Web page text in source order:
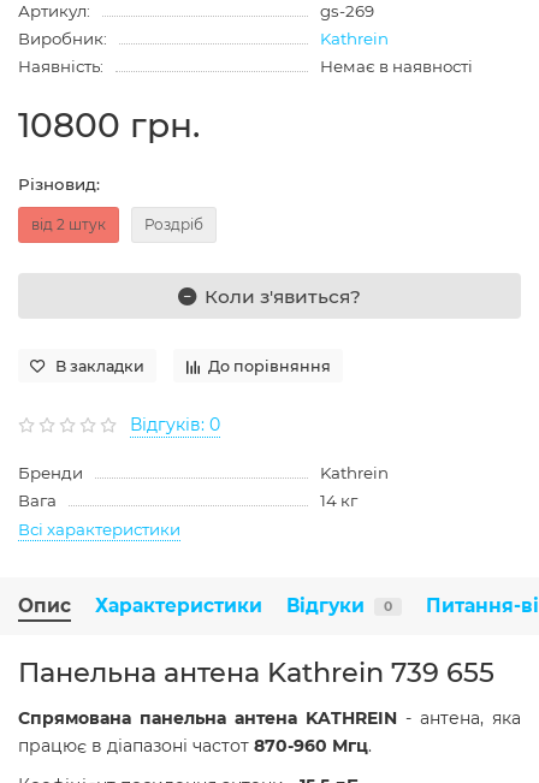
Артикул:
gs-269
Виробник:
Kathrein
Наявність:
Немає в наявності
10800 грн.
Різновид:
від 2 штук Роздріб
Коли з'явиться?
В закладки До порівняння
Відгуків: 0
Бренди
Kathrein
Вага
14 кг
Всі характеристики
Опис Характеристики Відгуки 0 Питання-
Панельна антена Kathrein 739 655
Спрямована панельна антена KATHREIN - антена, яка
працює в діапазоні частот 870-960 Мгц.